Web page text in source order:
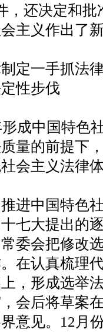
，还决定和
主义作出了
定一手抓法
性步伐
中国特色
量的前提下
会主义法律
中国特色社
七大提出的
委会把修改
在认真梳理
，形成选举
会后将草案
意见。12月